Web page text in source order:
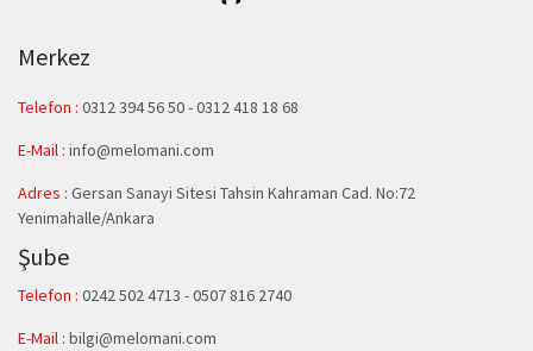
Merkez
Telefon : 0312 394 56 50-0312 418 18 68
E-Mail : info@melomani.com
Adres : Gersan Sanayi Sitesi Tahsin Kahraman Cad. No:72
Yenimahalle/Ankara
Şube
Telefon : 0242 502 4713 - 0507 816 2740
E-Mail : bilgi@melomani.com